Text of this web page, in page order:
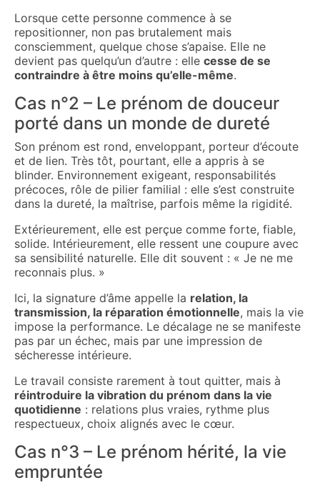
Lorsque cette personne commence à se
repositionner, non pas brutalement mais
consciemment, quelque chose s’apaise. Elle ne
devient pas quelqu’un d’autre : elle cesse de se
contraindre à être moins qu’elle-même.
Cas n°2 – Le prénom de douceur
porté dans un monde de dureté
Son prénom est rond, enveloppant, porteur d’écoute
et de lien. Très tôt, pourtant, elle a appris à se
blinder. Environnement exigeant, responsabilités
précoces, rôle de pilier familial : elle s’est construite
dans la dureté, la maîtrise, parfois même la rigidité.
Extérieurement, elle est perçue comme forte, fiable,
solide. Intérieurement, elle ressent une coupure avec
sa sensibilité naturelle. Elle dit souvent : « Je ne me
reconnais plus. »
Ici, la signature d’âme appelle la relation, la
transmission, la réparation émotionnelle, mais la vie
impose la performance. Le décalage ne se manifeste
pas par un échec, mais par une impression de
sécheresse intérieure.
Le travail consiste rarement à tout quitter, mais à
réintroduire la vibration du prénom dans la vie
quotidienne : relations plus vraies, rythme plus
respectueux, choix alignés avec le cœur.
Cas n°3 – Le prénom hérité, la vie
empruntée